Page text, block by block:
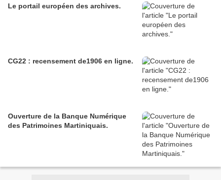
Le portail européen des archives.
CG22 : recensement de1906 en ligne.
Ouverture de la Banque Numérique
des Patrimoines Martiniquais.